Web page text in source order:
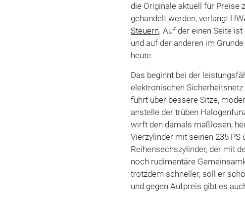
die Originale aktuell für Preise
gehandelt werden, verlangt
Steuern. Auf der einen Seite
und auf der anderen im Grunde
heute.
Das beginnt bei der
elektronischen
führt über bessere Sitze,
anstelle der trüben
wirft den damals maßlosen,
Vierzylinder mit seinen 235
Reihensechszylinder, der mit
noch rudimentäre
trotzdem schneller, soll er
und gegen Aufpreis gibt es